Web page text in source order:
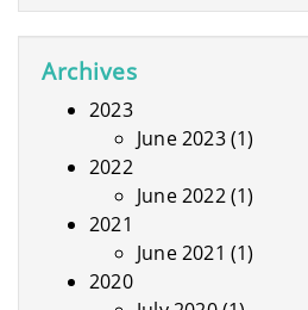
Archives
2023
June 2023(1)
2022
June 2022(1)
2021
June 2021 (1)
2020